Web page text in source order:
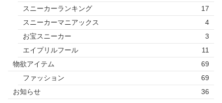
スニーカーランキング
17
スニーカーマニアックス
4
お宝スニーカー
3
エイプリルフール
11
物欲アイテム
69
ファッション
69
お知らせ
36